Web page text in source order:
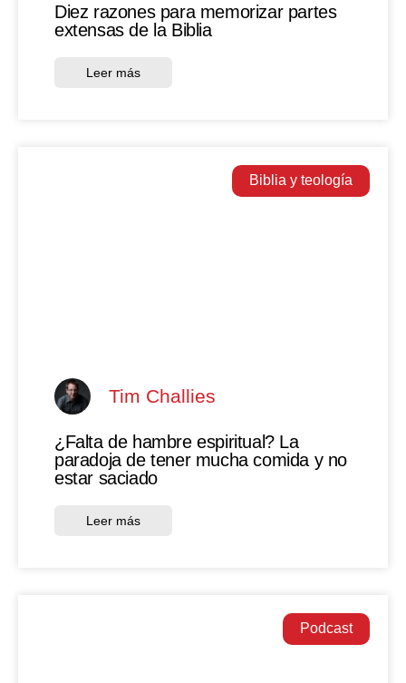
Diez razones para memorizar partes
extensas de la Biblia
Leer más
Biblia y teología
Tim Challies
¿Falta de hambre espiritual? La
paradoja de tener mucha comida y no
estar saciado
Leer más
Podcast